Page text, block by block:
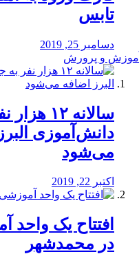
تابس
دسامبر 25, 2019
آموزش و پرورش
️سالانه
دانش‌آموزی
می‌شود
اکتبر 22, 2019
افتتاح یک واحد
در محمدشهر